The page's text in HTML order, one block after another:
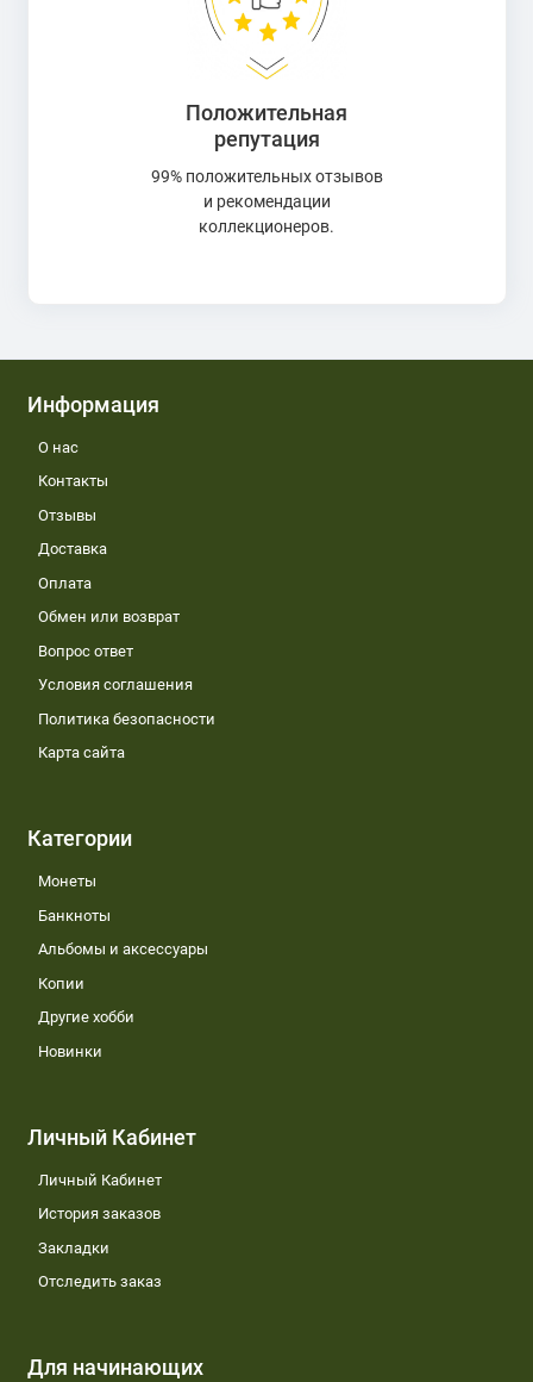
Положительная
репутация
99% положительных отзывов
и рекомендации
коллекционеров.
Информация
О нас
Контакты
Отзывы
Доставка
Оплата
Обмен или возврат
Вопрос ответ
Условия соглашения
Политика безопасности
Карта сайта
Категории
Монеты
Банкноты
Альбомы и аксессуары
Копии
Другие хобби
Новинки
Личный Кабинет
Личный Кабинет
История заказов
Закладки
Отследить заказ
Для начинающих